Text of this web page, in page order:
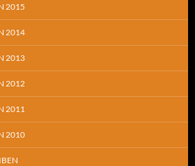
2015
2014
2013
2012
2011
2010